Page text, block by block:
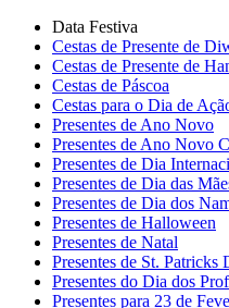
Data Festiva
Cestas de Presente de
Cestas de Presente de
Cestas de Páscoa
Cestas para o Dia de
Presentes de Ano Novo
Presentes de Ano Novo
Presentes de Dia
Presentes de Dia das
Presentes de Dia dos
Presentes de Halloween
Presentes de Natal
Presentes de St. Patricks
Presentes do Dia dos
Presentes para 23 de